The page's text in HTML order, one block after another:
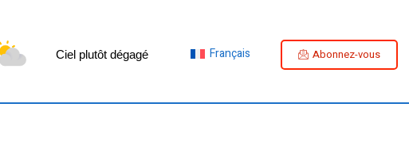
Ciel plutôt dégagé Français Abonnez-vous